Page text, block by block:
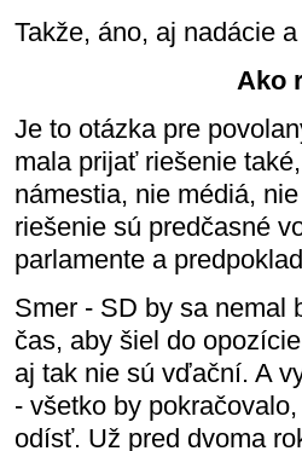
Takže, áno, aj nadácie
Ako
Je to otázka pre
mala prijať riešenie
námestia, nie médiá,
riešenie sú predčasné
parlamente a
Smer - SD by sa nemal
čas, aby šiel do
aj tak nie sú vďační. A
- všetko by
odísť. Už pred dvoma